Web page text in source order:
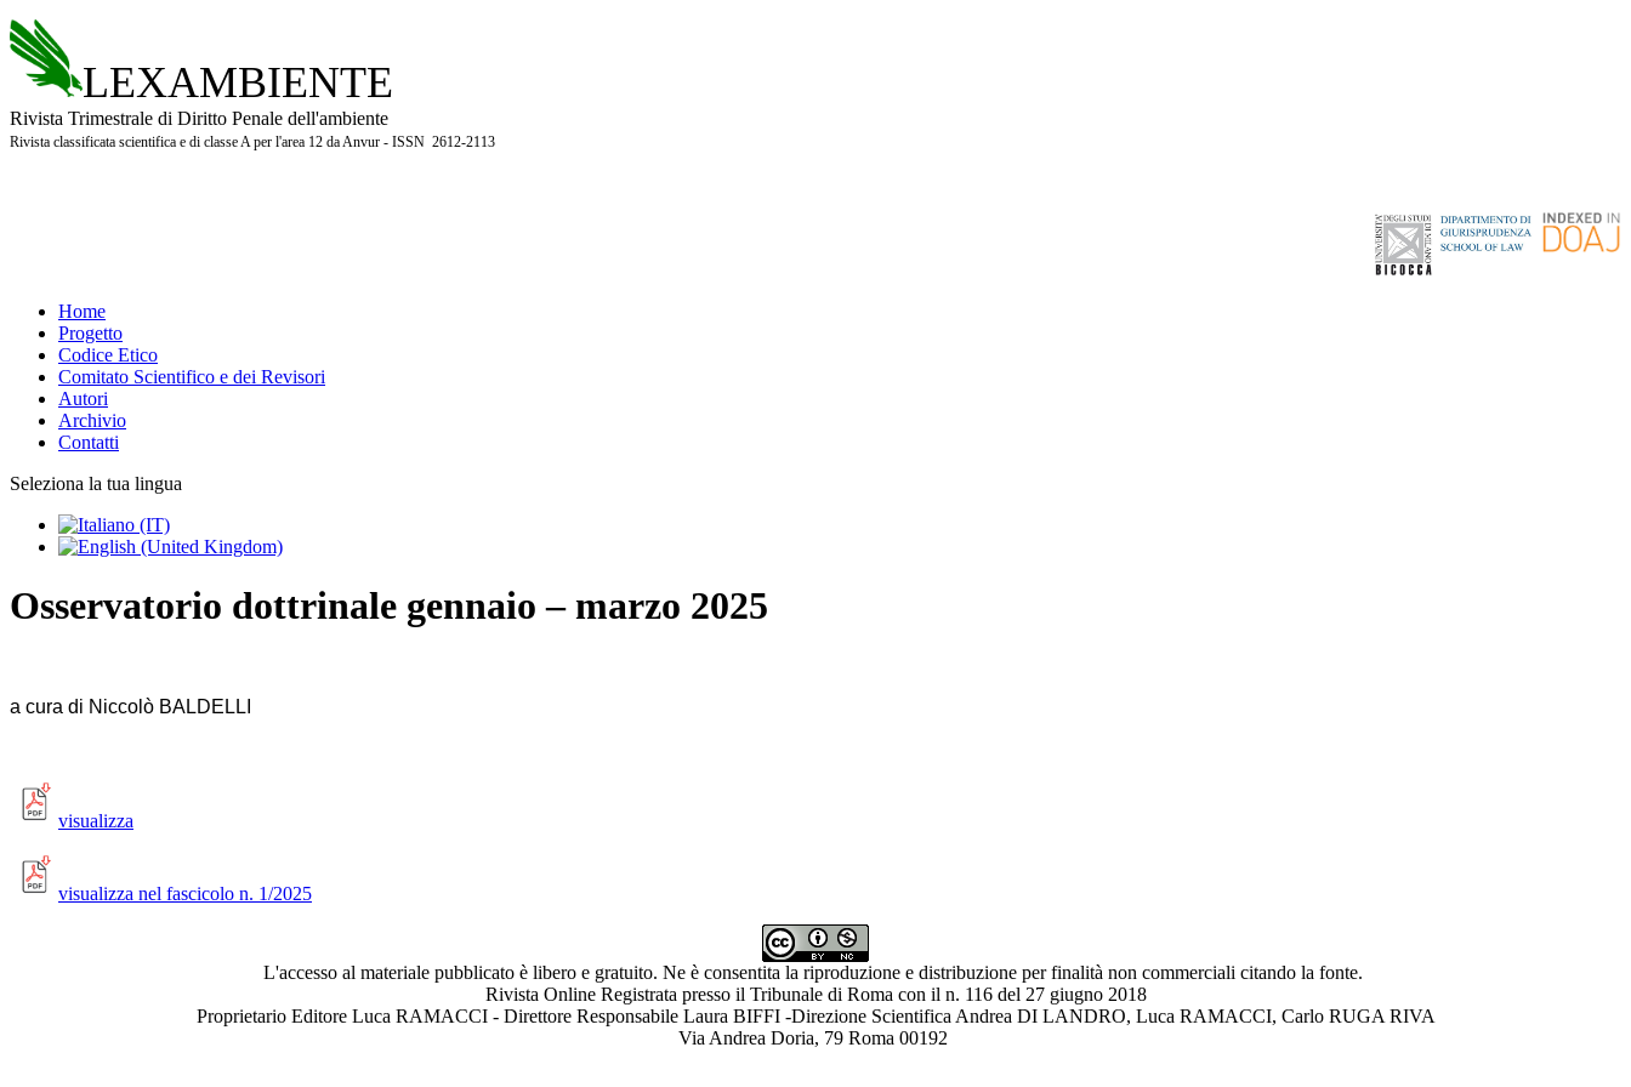
LEXAMBIENTE
Rivista Trimestrale di Diritto Penale dell'ambiente
Rivista classificata scientifica e di classe A per l'area 12 da Anvur - ISSN 2612-2113
Home
Progetto
Codice Etico
Comitato Scientifico e dei Revisori
Autori
Archivio
Contatti
Seleziona la tua lingua
Osservatorio dottrinale gennaio – marzo 2025
a cura di Niccolò BALDELLI
visualizza
visualizza nel fascicolo n. 1/2025
L'accesso al materiale pubblicato è libero e gratuito. Ne è consentita la riproduzione e distribuzione per finalità non commerciali citando la fonte.
Rivista Online Registrata presso il Tribunale di Roma con il n. 116 del 27 giugno 2018
Proprietario Editore Luca RAMACCI - Direttore Responsabile Laura BIFFI -Direzione Scientifica Andrea DI LANDRO, Luca RAMACCI, Carlo RUGA RIVA
Via Andrea Doria, 79 Roma 00192